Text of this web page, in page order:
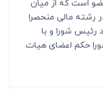
رشته مالی منحصرا
رئیس شورا و با
حکم اعضای هیات